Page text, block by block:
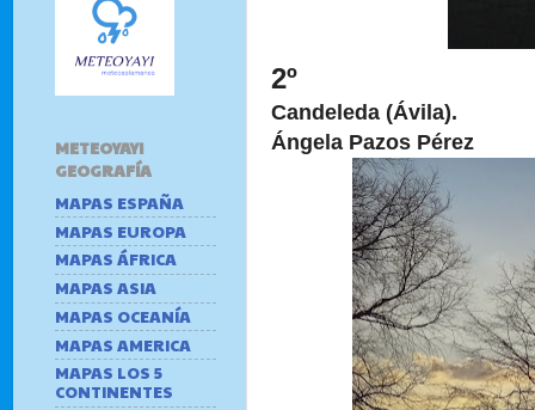
2º
Candeleda (Ávila).
Ángela Pazos Pérez
METEOYAYI
GEOGRAFÍA
MAPAS ESPAÑA
MAPAS EUROPA
MAPAS ÁFRICA
MAPAS ASIA
MAPAS OCEANÍA
MAPAS AMERICA
MAPAS LOS 5
CONTINENTES